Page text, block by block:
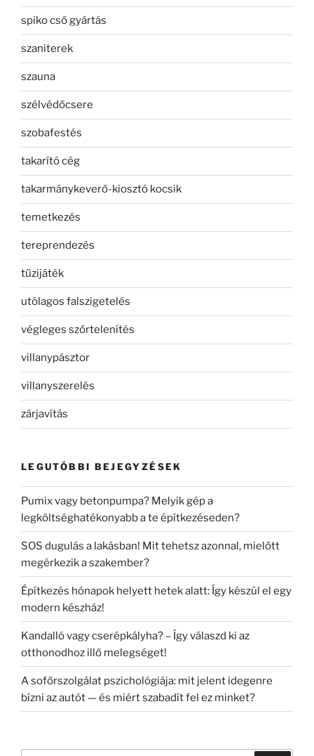
spiko cső gyártás
szaniterek
szauna
szélvédőcsere
szobafestés
takarító cég
takarmánykeverő-kiosztó kocsik
temetkezés
tereprendezés
tűzijáték
utólagos falszigetelés
végleges szőrtelenítés
villanypásztor
villanyszerelés
zárjavítás
LEGUTÓBBI BEJEGYZÉSEK
Pumix vagy betonpumpa? Melyik gép a
legköltséghatékonyabb a te építkezéseden?
SOS dugulás a lakásban! Mit tehetsz azonnal, mielőtt
megérkezik a szakember?
Építkezés hónapok helyett hetek alatt: Így készül el egy
modern készház!
Kandalló vagy cserépkályha? – Így válaszd ki az
otthonodhoz illő melegséget!
A sofőrszolgálat pszichológiája: mit jelent idegenre
bízni az autót — és miért szabadít fel ez minket?